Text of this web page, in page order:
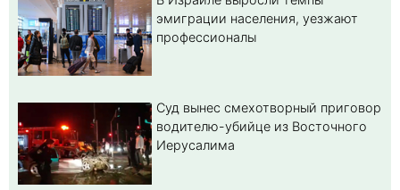
эмиграции населения, уезжают
профессионалы
Суд вынес смехотворный приговор
водителю-убийце из Восточного
Иерусалима